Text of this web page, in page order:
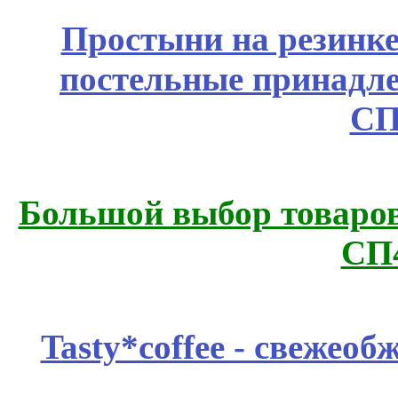
Простыни на
постельные
Большой выбор
Tasty*coffee -